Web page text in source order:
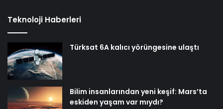
Teknoloji Haberleri
Türksat 6A kalıcı yörüngesine ulaştı
Bilim insanlarından yeni keşif: Mars’ta
eskiden yaşam var mıydı?